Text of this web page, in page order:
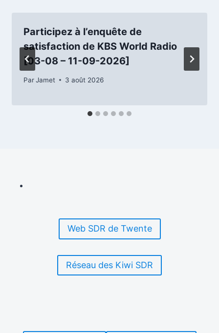
Participez à l’enquête de
satisfaction de KBS World Radio
[03-08 – 11-09-2026]
ParJamet 3 août 2026
Web SDR de Twente
Réseau des Kiwi SDR